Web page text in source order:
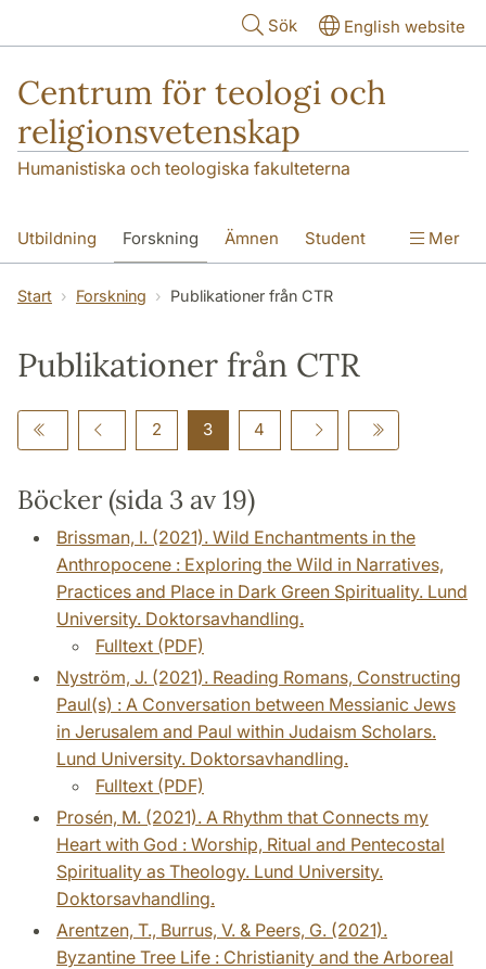
Sök English website
Centrum för teologi och
religionsvetenskap
Humanistiska och teologiska fakulteterna
Utbildning Forskning Ämnen Student
Institutionen
Mer
Start Forskning Publikationer från CTR
Publikationer från CTR
2 3 4
Böcker (sida 3 av 19)
Brissman, I. (2021). Wild Enchantments in the
Anthropocene : Exploring the Wild in Narratives,
Practices and Place in Dark Green Spirituality. Lund
University. Doktorsavhandling.
Fulltext (PDF)
Nyström, J. (2021). Reading Romans, Constructing
Paul(s) : A Conversation between Messianic Jews
in Jerusalem and Paul within Judaism Scholars.
Lund University. Doktorsavhandling.
Fulltext (PDF)
Prosén, M. (2021). A Rhythm that Connects my
Heart with God : Worship, Ritual and Pentecostal
Spirituality as Theology. Lund University.
Doktorsavhandling.
Arentzen, T., Burrus, V. & Peers, G. (2021).
Byzantine Tree Life : Christianity and the Arboreal